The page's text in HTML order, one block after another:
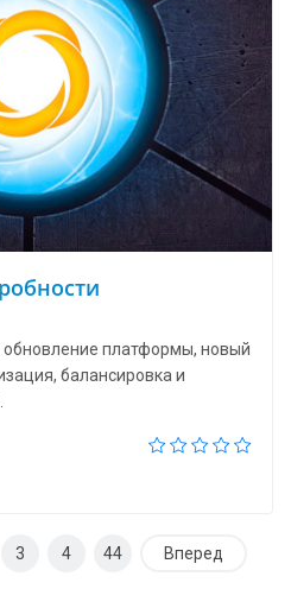
обновление платформы, новый
балансировка и
3 4 44 Вперед